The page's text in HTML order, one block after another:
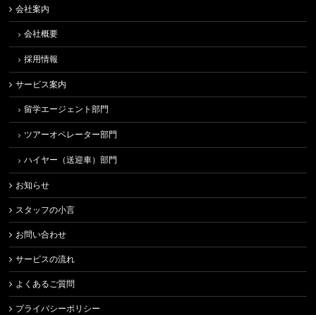
会社案内
会社概要
採用情報
サービス案内
留学エージェント部門
ツアーオペレーター部門
ハイヤー（送迎車）部門
お知らせ
スタッフの小言
お問い合わせ
サービスの流れ
よくあるご質問
プライバシーポリシー